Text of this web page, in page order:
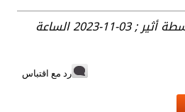
11-2023 الساعة
رد مع اقتباس